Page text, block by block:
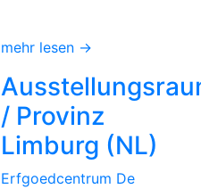
mehr lesen →
/ Provinz
Limburg (NL)
Erfgoedcentrum De